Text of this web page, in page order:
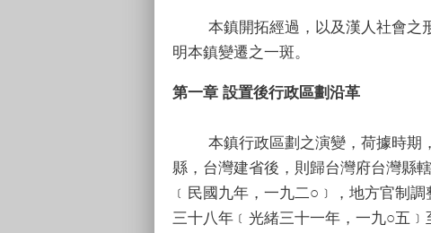
本鎮開拓經過，以及漢人社會之形
明本鎮變遷之一斑。
第一章 設置後行政區劃沿革
本鎮行政區劃之演變，荷據時期，
縣，台灣建省後，則歸台灣府台灣縣
﹝民國九年，一九二○﹞，地方官制
三十八年﹝光緒三十一年，一九○五